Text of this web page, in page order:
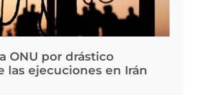
ONU por drástico
las ejecuciones en Irán